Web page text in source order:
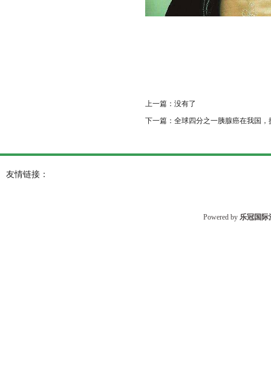
上一篇：没有了
下一篇： 全球四分之一胰腺癌在我国
友情链接：
Powered by 乐冠国际